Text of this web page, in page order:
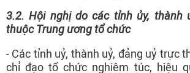
3.2. Hội nghịdo các tỉnh ủy, thành
thuộc Trung ương tổ chức
- Các tỉnh uỷ, thành uỷ, đảng uỷ trực
chỉ đạo tổ chức nghiêm túc, hiệu